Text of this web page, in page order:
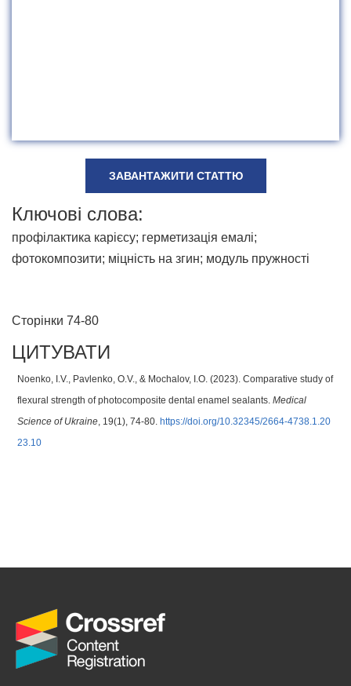
ЗАВАНТАЖИТИ СТАТТЮ
Ключові слова:
профілактика карієсу; герметизація емалі;
фотокомпозити; міцність на згин; модуль пружності
Сторінки 74-80
ЦИТУВАТИ
Noenko, I.V., Pavlenko, O.V., & Mochalov, I.O. (2023). Comparative study of
flexural strength of photocomposite dental enamel sealants. Medical
Science of Ukraine, 19(1), 74-80. https://doi.org/10.32345/2664-4738.1.20
23.10